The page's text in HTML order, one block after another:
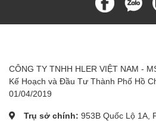
CÔNG TY TNHH HLER VIỆT NAM -
Kế Hoạch và Đầu Tư Thành Phố Hồ
01/04/2019
Trụ sở chính: 953B Quốc Lộ 1A,